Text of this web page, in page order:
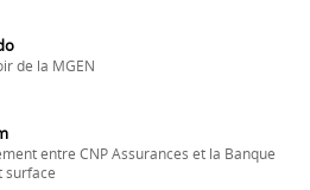
de la MGEN
entre CNP Assurances et la Banque
surface